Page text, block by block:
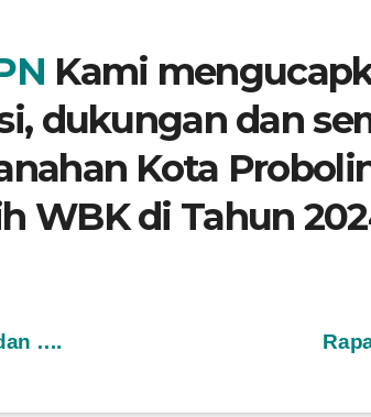
Kami
dukungan dan
Kota
WBK di Tahun
….